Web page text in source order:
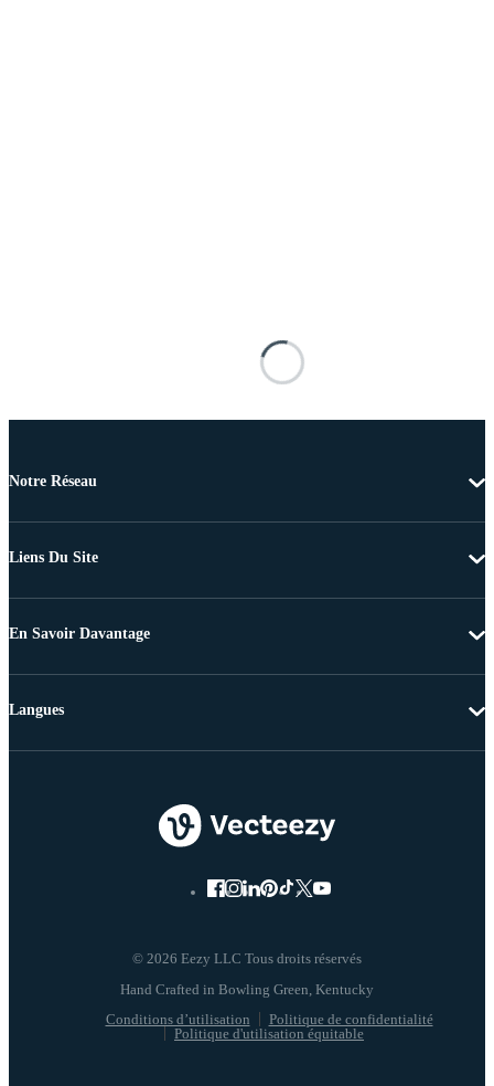
Notre Réseau
Liens Du Site
En Savoir Davantage
© 2026 Eezy LLC Tous droits réservés
Conditions d’utilisation
Politique de confidentialité
Politique d'utilisation équitable
Langues